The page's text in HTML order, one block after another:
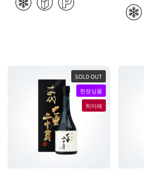
SOLD OUT
한정상품
히이레